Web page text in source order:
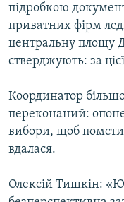
підробкою
приватних фірм
центральну площу
стверджують: за
Координатор
переконаний:
вибори, щоб
вдалася.
Олексій Тишкін: